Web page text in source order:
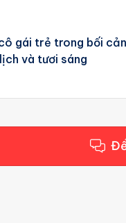
gái trẻ trong bối
và tươi sáng